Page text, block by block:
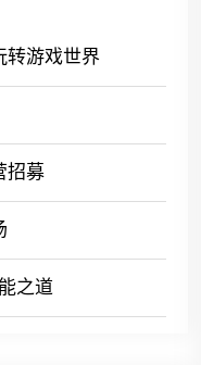
转游戏世界
招募
之道